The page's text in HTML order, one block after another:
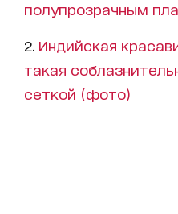
полупрозрачным
2. Индийская
такая
сеткой (фото)